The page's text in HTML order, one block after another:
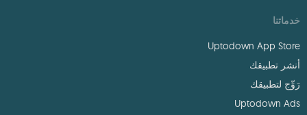
خدماتنا
Uptodown App Store
أنشر تطبيقك
رَوِّج لتطبيقك
Uptodown Ads